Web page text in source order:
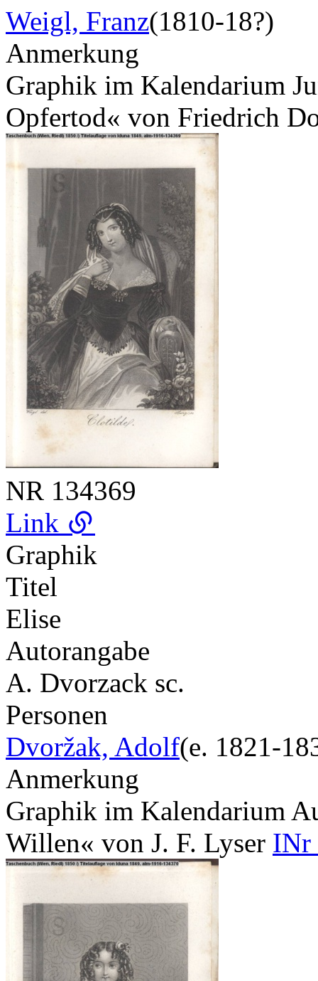
Weigl, Franz(1810-18?)
Anmerkung
Graphik im Kalendarium
Opfertod« von Friedrich
NR 134369
Link
Graphik
Titel
Elise
Autorangabe
A. Dvorzack sc.
Personen
Dvoržak, Adolf(e. 1821-
Anmerkung
Graphik im Kalendarium
Willen« von J. F. Lyser INr